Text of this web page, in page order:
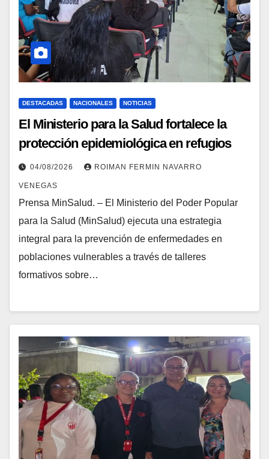
DESTACADAS NACIONALES NOTICIAS
El Ministerio para la Salud fortalece la
protección epidemiológica en refugios
temporales mediante jornadas de
capacitación especializada
04/08/2026 ROIMAN FERMIN NAVARRO
VENEGAS
Prensa MinSalud. – El Ministerio del Poder Popular
para la Salud (MinSalud) ejecuta una estrategia
integral para la prevención de enfermedades en
poblaciones vulnerables a través de talleres
formativos sobre…